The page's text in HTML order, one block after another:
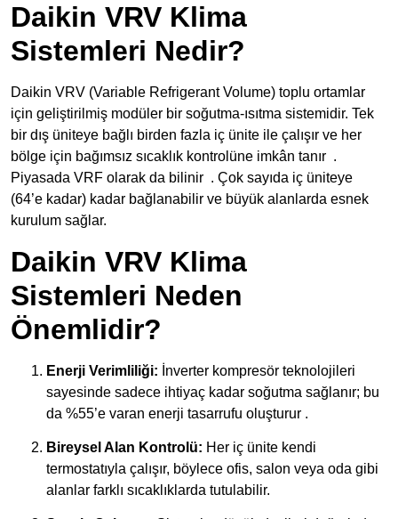
Daikin VRV Klima
Sistemleri Nedir?
Daikin VRV (Variable Refrigerant Volume) toplu ortamlar
için geliştirilmiş modüler bir soğutma-ısıtma sistemidir. Tek
bir dış üniteye bağlı birden fazla iç ünite ile çalışır ve her
bölge için bağımsız sıcaklık kontrolüne imkân tanır .
Piyasada VRF olarak da bilinir . Çok sayıda iç üniteye
(64’e kadar) kadar bağlanabilir ve büyük alanlarda esnek
kurulum sağlar.
Daikin VRV Klima
Sistemleri Neden
Önemlidir?
Enerji Verimliliği: İnverter kompresör teknolojileri
sayesinde sadece ihtiyaç kadar soğutma sağlanır; bu
da %55’e varan enerji tasarrufu oluşturur .
Bireysel Alan Kontrolü: Her iç ünite kendi
termostatıyla çalışır, böylece ofis, salon veya oda gibi
alanlar farklı sıcaklıklarda tutulabilir.